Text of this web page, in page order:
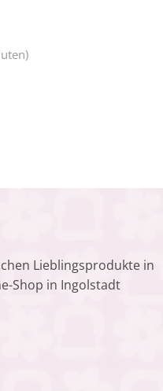
Lieblingsprodukte in
Shop in Ingolstadt